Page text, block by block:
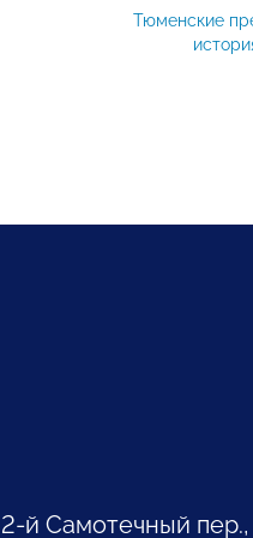
Тюменские
й Самотечный пер.,